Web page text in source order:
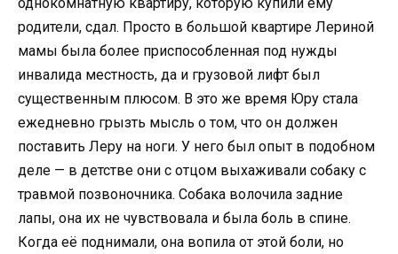
родители, сдал. Просто в большой квартире Лериной
мамы была более приспособленная под нужды
инвалида местность, да и грузовой лифт был
существенным плюсом. В это же время Юру стала
ежедневно грызть мысль о том, что он должен
поставить Леру на ноги. У него был опыт в подобном
деле — в детстве они с отцом выхаживали собаку с
травмой позвоночника. Собака волочила задние
лапы, она их не чувствовала и была боль в спине.
Когда её поднимали, она вопила от этой боли, но